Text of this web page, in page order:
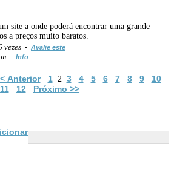
site a onde poderá encontrar uma grande
a preços muito baratos.
vezes - Avalie este
- Info
Anterior 12 3 4 5 6 7 8 9
10
11
12 Próximo >>